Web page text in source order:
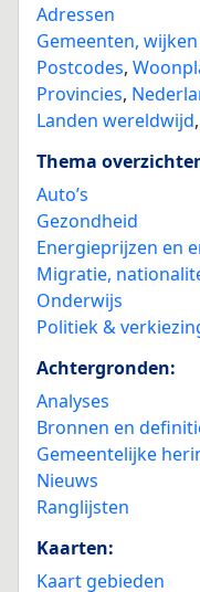
Adressen
Gemeenten,
Postcodes,
Provincies,
Landen wereldwijd,
Thema
Auto’s
Gezondheid
Energieprijzen en
Migratie,
Onderwijs
Politiek &
Achtergronden:
Analyses
Bronnen en
Gemeentelijke
Nieuws
Ranglijsten
Kaarten:
Kaart gebieden